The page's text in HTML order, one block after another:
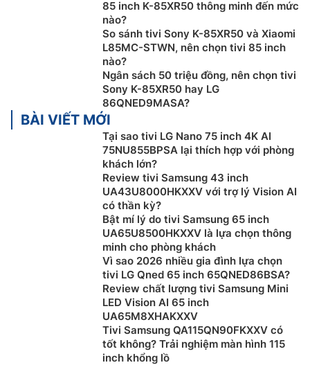
Công nghệ hình ảnh trên google tivi Sony
4K K-85XR50
Sáng sủa, tuyệt đẹp và tràn đầy sức sống. Google
K-85XR50 mang đến màu sắc rực rỡ và độ
tương phản chi tiết, tạo cảm giác sống động và hấp
dẫn cho từng khung hình, bất kể bạn xem nội dung gì.
85 inch K-85XR50 thông minh đến mức
nào?
So sánh tivi Sony K-85XR50 và Xiaomi
L85MC-STWN, nên chọn tivi 85 inch
nào?
Ngân sách 50 triệu đồng, nên chọn tivi
Sony K-85XR50 hay LG
86QNED9MASA?
BÀI VIẾT MỚI
Tại sao tivi LG Nano 75 inch 4K AI
75NU855BPSA lại thích hợp với phòng
khách lớn?
Review tivi Samsung 43 inch
UA43U8000HKXXV với trợ lý Vision AI
có thần kỳ?
Bật mí lý do tivi Samsung 65 inch
UA65U8500HKXXV là lựa chọn thông
minh cho phòng khách
Vì sao 2026 nhiều gia đình lựa chọn
tivi LG Qned 65 inch 65QNED86BSA?
Review chất lượng tivi Samsung Mini
LED Vision AI 65 inch
UA65M8XHAKXXV
Tivi Samsung QA115QN90FKXXV có
tốt không? Trải nghiệm màn hình 115
inch khổng lồ